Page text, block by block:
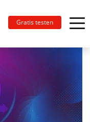
Gratis testen